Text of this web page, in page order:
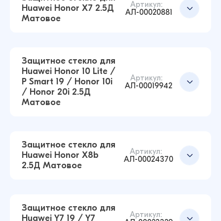
31 ₽42 ₽
Защитное стекло для Huawei Honor 200 lite
2.5Д Матовое (Чёрный)
Huawei Honor X7 2.5Д
Матовое
Артикул:
АЛ-00020881
Защитное стекло для Huawei Honor X7 2.5Д
Матовое (Чёрный)
Защитное стекло для
Huawei Honor 10 Lite /
P Smart 19 / Honor 10i
/ Honor 20i 2.5Д
Матовое
Артикул:
АЛ-00019942
Защитное стекло для
Huawei Honor X8b
2.5Д Матовое
Артикул:
АЛ-00024370
Защитное стекло для
Huawei Y7 19 / Y7
Артикул: